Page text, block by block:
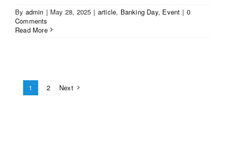
By admin | May 28, 2025 | article, Banking Day, Event | 0
Comments
Read More
1 2 Next